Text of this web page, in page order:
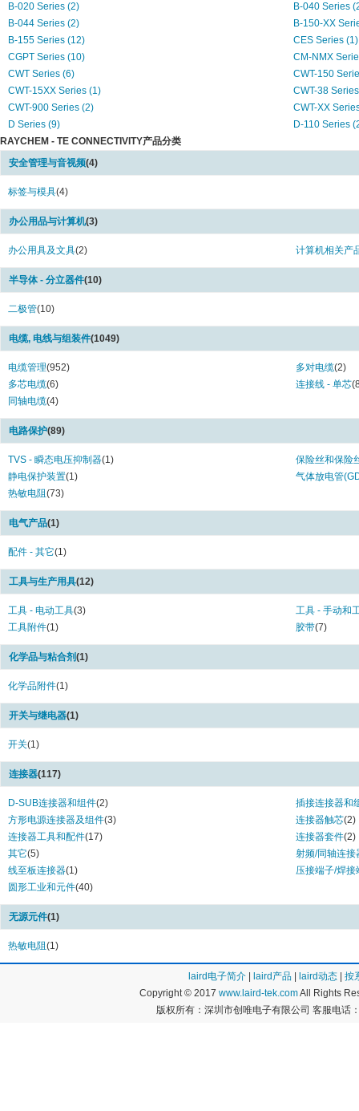
B-020 Series (2)
B-040 Series
B-044 Series (2)
B-150-XX
B-155 Series (12)
CES Series (1)
CGPT Series (10)
CM-NMX
CWT Series (6)
CWT-150
CWT-15XX Series (1)
CWT-38
CWT-900 Series (2)
CWT-XX
D Series (9)
D-110 Series
D-406 Series (3)
DCPT Series (8)
DR-25-TW Series (7)
D-SCE Series
Duraseal Series (4)
ES Series (1)
GTCx25
G-Type Series (39)
Mini Seal Series (5)
PolySwitch AGRF Series (1)
PolySwitch
PolySwitch miniSMDC Series (1)
PolySwitch RHEF Series (2)
PolySwitch
PolySwitch RUSBF Series (6)
PolySwitch Series (4)
PolySwitch
PolySwitch TS600 Series (1)
PolySwitch
RayBraid Ray 101 series (6)
RNF-100 Series (66)
RPS Series (2)
RT-375 series
RW-200E Series (8)
S01 Series
S02 Series (7)
S02-XX-R
S200 Series (4)
SCT Series (2)
SEB Series (1)
SO63 Series (3)
Solder Sleeve Series (1)
SolderTacts 999 Series (4)
STD Series (46)
SWFR X2
TAT-125 Series (3)
TC Series (1)
Tinel Lock Code 40 Series (12)
TMS-SCE
TTMS Series (4)
Versafit Series
Versafit V2 Series (2)
ZEN05 Series (4)
ZH4 Series (1)
RAYCHEM - TE CONNECTIVITY产品分类
安全管理与音视频(4)
标签与模具(4)
办公用品与计算机(3)
办公用具及文具(2) 计算机相关产
半导体 - 分立器件(10)
二极管(10)
电缆, 电线与组装件(1049)
电缆管理(952) 多对电缆(2)
多芯电缆(6) 连接线 - 单芯
同轴电缆(4)
电路保护(89)
TVS - 瞬态电压抑制器(1)
保险丝和保险
静电保护装置(1)
气体放电管
热敏电阻(73)
电气产品(1)
配件 - 其它(1)
工具与生产用具(12)
工具 - 电动工具(3)
工具 - 手动和
工具附件(1) 胶带(7)
化学品与粘合剂(1)
化学品附件(1)
开关与继电器(1)
开关(1)
连接器(117)
D-SUB连接器和组件(2)
插接连接器和
方形电源连接器及组件(3) 连接器触芯(2)
连接器工具和配件(17) 连接器套件(2)
其它(5)
射频/同轴连接
线至板连接器(1)
压接端子/焊接
圆形工业和元件(40)
无源元件(1)
热敏电阻(1)
laird电子简介 laird产品 laird动态
按
Copyright © 2017 www.laird-tek.comAll Rights
版权所有：深圳市创唯电子有限公司 客服电话